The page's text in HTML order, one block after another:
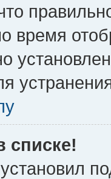
время
списке!